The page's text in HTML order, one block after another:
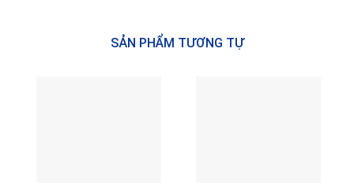
SẢN PHẨM TƯƠNG TỰ